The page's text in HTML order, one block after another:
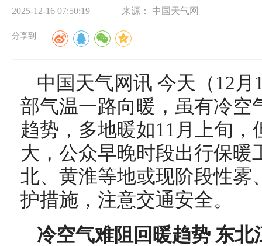
2025-12-16 07:50:19 来源： 中国天气网
分享到
中国天气网讯 今天（12
部气温一路向暖，虽有冷空
趋势，多地暖如11月上旬
大，公众早晚时段出行保暖
北、黄淮等地或现阶段性雾
护措施，注意交通安全。
冷空气难阻回暖趋势 东